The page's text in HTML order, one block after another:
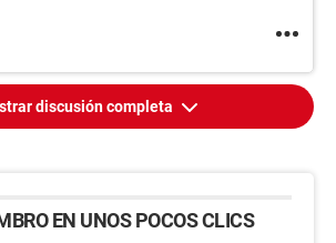
discusión completa
EN UNOS POCOS CLICS